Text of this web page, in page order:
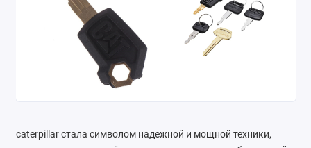
Ремонт очков
Ремонт часов
Ремонт мелкой бытовой техники
Ремонт брелков автосигнализации
Ремонт компьютеров
caterpillar стала символом надежной и мощной техники,